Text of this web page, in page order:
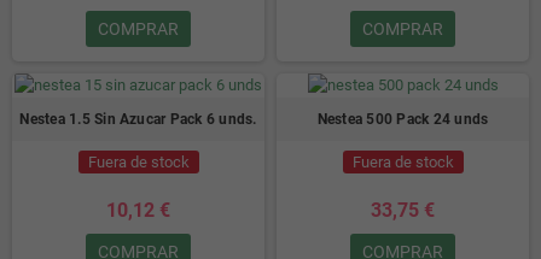
COMPRAR COMPRAR
Nestea 1.5 Sin Azucar Pack 6 unds.
Fuera de stock
10,12 €
COMPRAR
Nestea 500 Pack 24 unds
Fuera de stock
33,75 €
COMPRAR